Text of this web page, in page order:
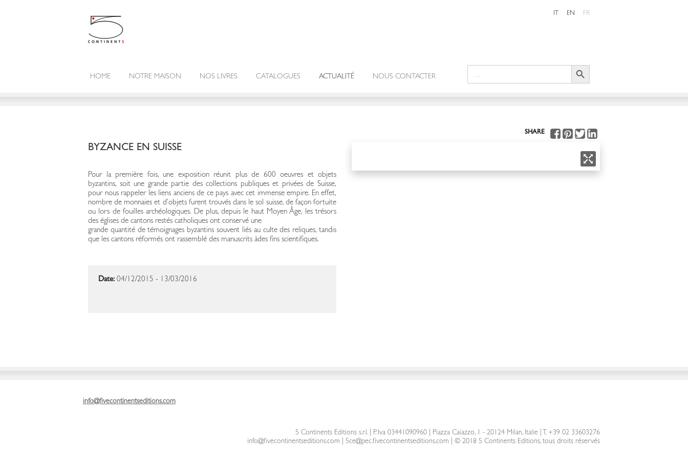
IT EN FR
HOME NOTRE MAISON NOS LIVRES CATALOGUES ACTUALITÉ NOUS CONTACTER
Search Button
SHARE
BYZANCE EN SUISSE
Pour la première fois, une exposition réunit plus de 600 oeuvres et objets
byzantins, soit une grande partie des collections publiques et privées de Suisse,
pour nous rappeler les liens anciens de ce pays avec cet immense empire. En effet,
nombre de monnaies et d’objets furent trouvés dans le sol suisse, de façon fortuite
ou lors de fouilles archéologiques. De plus, depuis le haut Moyen Âge, les trésors
des églises de cantons restés catholiques ont conservé une
grande quantité de témoignages byzantins souvent liés au culte des reliques, tandis
que les cantons réformés ont rassemblé des manuscrits àdes fins scientifiques.
Date: 04/12/2015 - 13/03/2016
info@fivecontinentseditions.com
5 Continents Editions s.r.l.| P. Iva 03441090960 | Piazza Caiazzo, 1 - 20124 Milan, Italie
T. +39 02 33603276
info@fivecontinentseditions.com
5ce@pec.fivecontinentseditions.com | © 2018 5 Continents Editions, tous droits réservés